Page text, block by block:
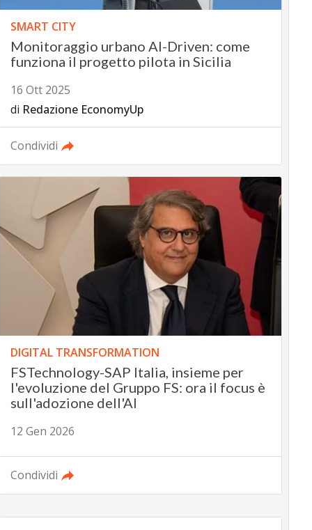
SMART CITY
Monitoraggio urbano AI-Driven: come
funziona il progetto pilota in Sicilia
16 Ott 2025
di Redazione EconomyUp
Condividi
DIGITAL TRANSFORMATION
FSTechnology-SAP Italia, insieme per
l'evoluzione del Gruppo FS: ora il focus è
sull'adozione dell'AI
12 Gen 2026
Condividi